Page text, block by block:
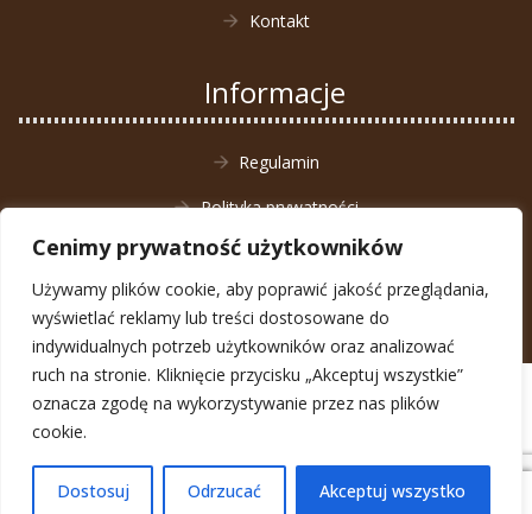
Cenimy prywatność użytkowników
Używamy plików cookie, aby poprawić jakość przeglądania,
wyświetlać reklamy lub treści dostosowane do
indywidualnych potrzeb użytkowników oraz analizować
ruch na stronie. Kliknięcie przycisku „Akceptuj wszystkie”
oznacza zgodę na wykorzystywanie przez nas plików
cookie.
Dostosuj Odrzucać Akceptuj wszystko
Kontakt
Informacje
Regulamin
Polityka prywatności
Zwrot towaru
0
© Animal4You 2026